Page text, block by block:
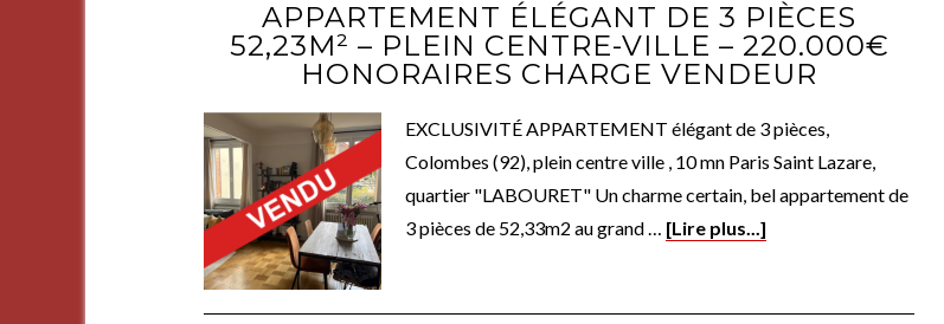
APPARTEMENT ÉLÉGANT DE 3 PIÈCES
52,23M² – PLEIN CENTRE-VILLE – 220.000€
HONORAIRES CHARGE VENDEUR
EXCLUSIVITÉ APPARTEMENT élégant de 3 pièces,
Colombes (92), plein centre ville , 10 mn Paris Saint Lazare,
quartier "LABOURET" Un charme certain, bel appartement de
3 pièces de 52,33m2 au grand … [Lire plus...]